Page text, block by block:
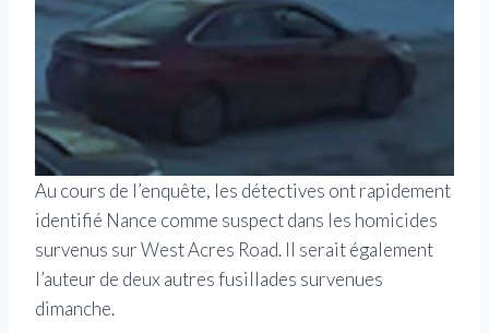
Au cours de l’enquête, les détectives ont rapidement
identifié Nance comme suspect dans les homicides
survenus sur West Acres Road. Il serait également
l’auteur de deux autres fusillades survenues
dimanche.